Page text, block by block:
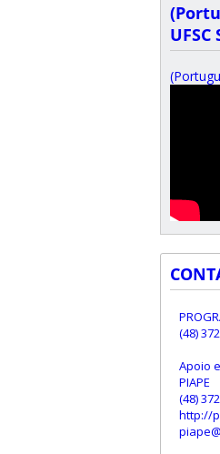
(48)
Apoio
PIAPE
(48)
http://